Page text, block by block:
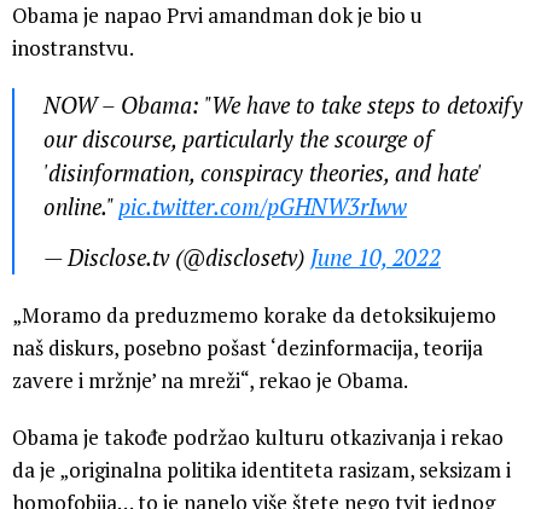
Obama je napao Prvi amandman dok je bio u
inostranstvu.
NOW – Obama: "We have to take steps to detoxify
our discourse, particularly the scourge of
'disinformation, conspiracy theories, and hate'
online."pic.twitter.com/pGHNW3rIww
— Disclose.tv (@disclosetv) June 10, 2022
„Moramo da preduzmemo korake da detoksikujemo
naš diskurs, posebno pošast ‘dezinformacija, teorija
zavere i mržnje’ na mreži“, rekao je Obama.
Obama je takođe podržao kulturu otkazivanja i rekao
da je „originalna politika identiteta rasizam, seksizam i
homofobija… to je nanelo više štete nego tvit jednog